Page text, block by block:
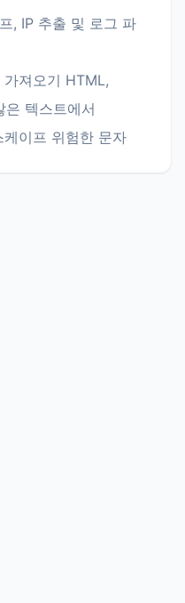
, IP 추출 및 로그 파
져오기 HTML,
텍스트에서
이프 위험한 문자